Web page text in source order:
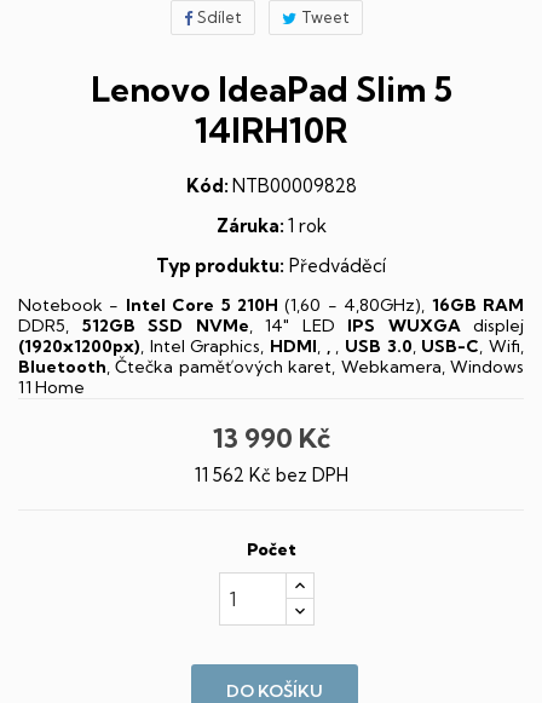
Sdílet Tweet
Lenovo IdeaPad Slim 5
14IRH10R
Kód: NTB00009828
Záruka: 1 rok
Typ produktu: Předváděcí
Notebook - Intel Core 5 210H(1,60 - 4,80GHz), 16GB RAM
DDR5, 512GB SSD NVMe, 14" LED IPS WUXGAdisplej
(1920x1200px), Intel Graphics, HDMI, ,, USB 3.0, USB-C, Wifi,
Bluetooth, Čtečka paměťových karet, Webkamera, Windows
11 Home
13 990 Kč
11 562 Kč bez DPH
Počet
DO KOŠÍKU